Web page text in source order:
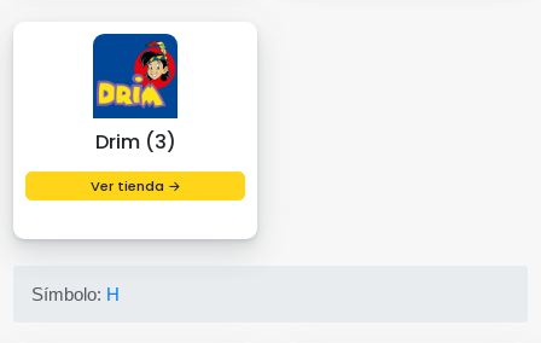
Drim (3)
Ver tienda →
Símbolo: H